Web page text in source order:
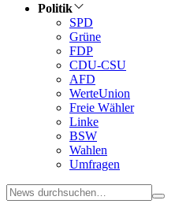
Politik
SPD
Grüne
FDP
CDU-CSU
AFD
WerteUnion
Freie Wähler
Linke
BSW
Wahlen
Umfragen